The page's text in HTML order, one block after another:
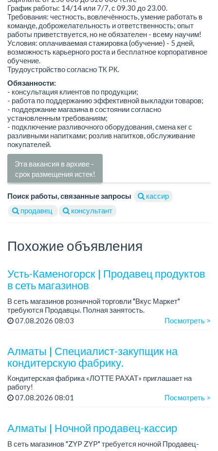
График работы: 14/14 или 7/7, с 09.30 до 23.00.
Требования: честность, вовлечённость, умение работать в
команде, доброжелательность и ответственность; опыт
работы приветствуется, но не обязателен - всему научим!
Условия: оплачиваемая стажировка (обучение) - 5 дней,
возможность карьерного роста и бесплатное корпоративное
обучение.
Трудоустройство согласно ТК РК.
Обязанности:
- консультация клиентов по продукции;
- работа по поддержанию эффективной выкладки товаров;
- поддержание магазина в состоянии согласно
установленным требованиям;
- подключение разливочного оборудования, смена кег с
разливными напитками; розлив напитков, обслуживание
покупателей.
Эта вакансия в архиве -
срок размещения истек!
Поиск работы, связанные запросы
кассир
продавец
консультант
Похожие объявления
Усть-Каменогорск | Продавец продуктов
в сеть магазинов
В сеть магазинов розничной торговли "Вкус Маркет"
требуются Продавцы. Полная занятость.
Зарплата: от 200 000 тенге в месяц.
07.08.2026 08:03 Посмотреть >
Алматы | Специалист-закупщик на
кондитерскую фабрику.
Кондитерская фабрика «ЛОТТЕ РАХАТ» приглашает на
работу!
Зарплата: до 275 000 тенге.
07.08.2026 08:01 Посмотреть >
Алматы | Ночной продавец-кассир
В сеть магазинов "ZYP ZYP" требуется ночной Продавец-